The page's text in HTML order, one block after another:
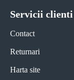
Servicii clienti
Contact
Returnari
Harta site